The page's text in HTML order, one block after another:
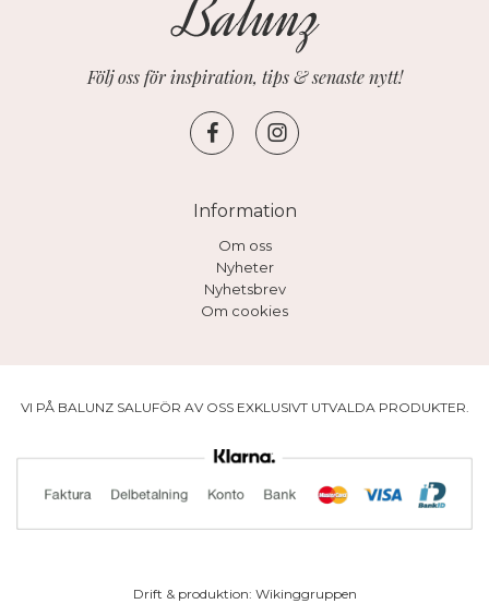
Följ oss för inspiration, tips & senaste nytt!
Information
Om oss
Nyheter
Nyhetsbrev
Om cookies
VI PÅ BALUNZ SALUFÖR AV OSS EXKLUSIVT UTVALDA PRODUKTER.
Drift & produktion: Wikinggruppen